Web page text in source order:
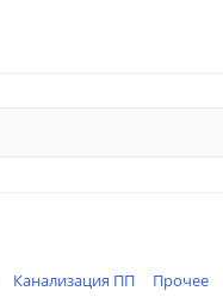
Канализация ПП Прочее